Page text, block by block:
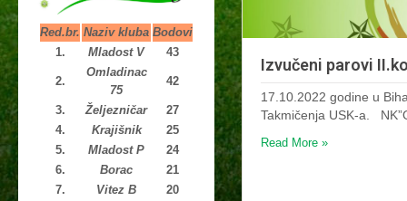
Red.br. Naziv kluba Bodovi
1.
Mladost V 43
2.
Omladinac
75
42
3. Željezničar
27
4.
Krajišnik
25
5.
Mladost P
24
6.
Borac
21
7.
Vitez B 20
Izvučeni parovi
17.10.2022 godine u
Takmičenja USK-a.
Read More »